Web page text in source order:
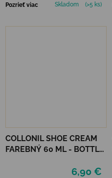
Pozrieť viac Skladom (>5 ks)
COLLONIL SHOE CREAM
FAREBNÝ 60 ML - BOTTLE
6,90 €